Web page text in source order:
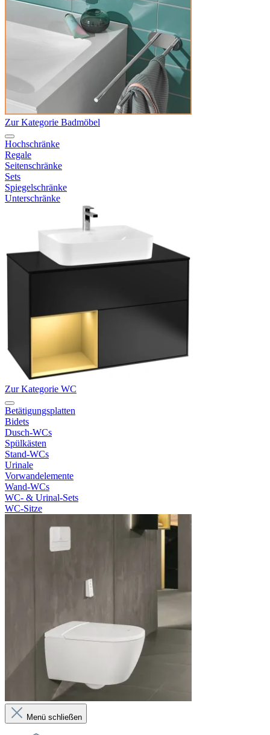
Zur Kategorie Badmöbel
Hochschränke
Regale
Seitenschränke
Sets
Spiegelschränke
Unterschränke
Zur Kategorie WC
Betätigungsplatten
Bidets
Dusch-WCs
Spülkästen
Stand-WCs
Urinale
Vorwandelemente
Wand-WCs
WC- & Urinal-Sets
WC-Sitze
Menü schließen